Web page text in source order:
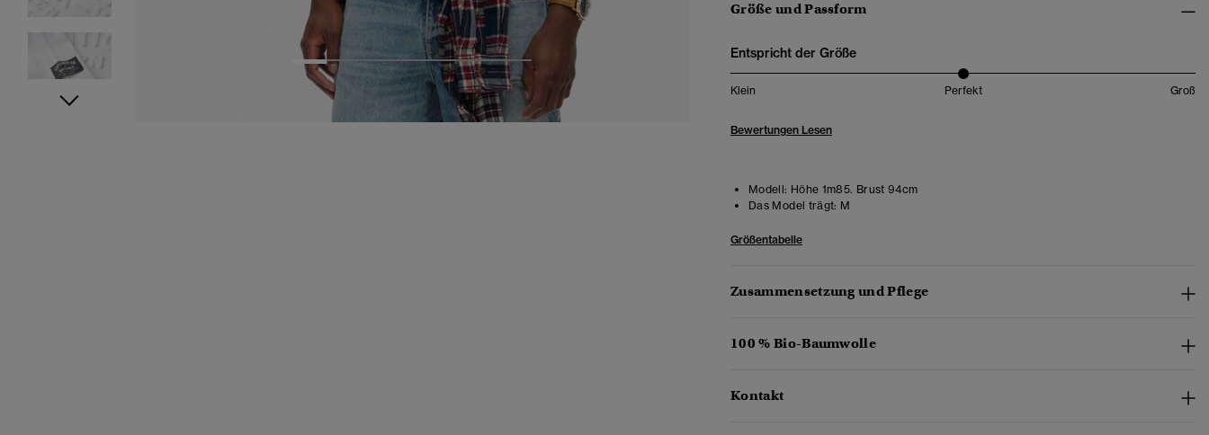
1 5 6
Größe und Passform
Entspricht der Größe
Klein Perfekt Groß
Bewertungen Lesen
Modell: Höhe 1m85. Brust 94cm
Das Model trägt: M
Größentabelle
Zusammensetzung und Pflege
100 % Bio-Baumwolle
Kontakt